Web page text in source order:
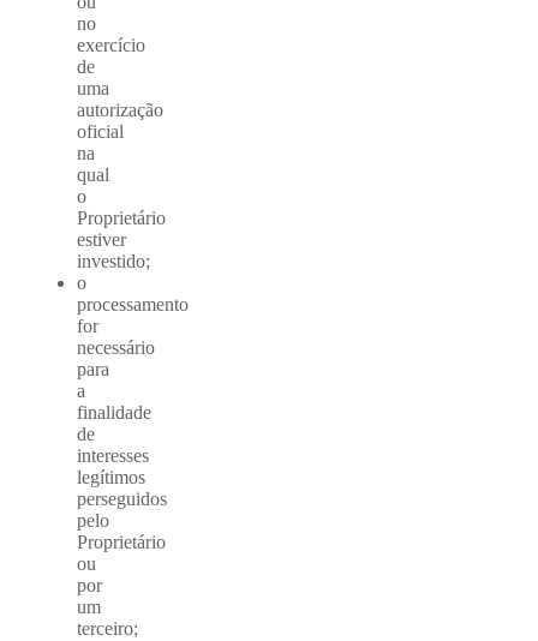
no
exercício
de
uma
autorização
oficial
na
qual
o
Proprietário
estiver
investido;
o
processamento
for
necessário
para
a
finalidade
de
interesses
legítimos
perseguidos
pelo
Proprietário
ou
por
um
terceiro;